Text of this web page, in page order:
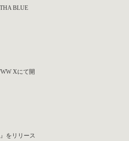
BLUE
Xにて開
をリリース